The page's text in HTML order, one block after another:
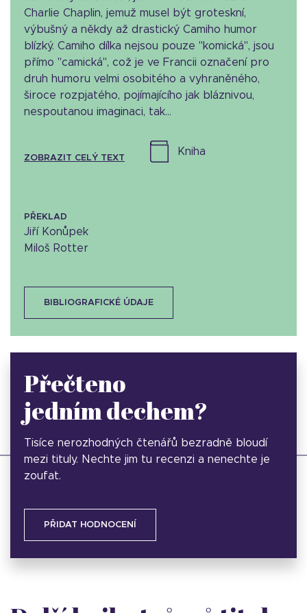
Charlie Chaplin, jemuž musel být groteskní,
výbušný a někdy až drastický Camiho humor
blízký. Camiho dílka nejsou pouze "komická", jsou
přímo "camická", což je ve Francii označení pro
druh humoru velmi osobitého a vyhraněného,
široce rozpjatého, pojímajícího jak bláznivou,
nespoutanou imaginaci, tak...
ZOBRAZIT CELÝ TEXT
kniha
PŘEKLAD
Jiří Konůpek
Miloš Rotter
BIBLIOGRAFICKÉ ÚDAJE
Přečteno
jedním dechem?
Tisíce nerozhodných čtenářů bezradně bloudí
mezi tituly. Nechte jim tu recenzi a nenechte je
zoufat.
PŘIDAT HODNOCENÍ